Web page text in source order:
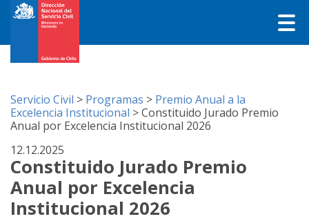
Servicio Civil > Programas > Premio Anual a la
Excelencia Institucional >Constituido Jurado Premio
Anual por Excelencia Institucional 2026
12.12.2025
Constituido Jurado Premio
Anual por Excelencia
Institucional 2026